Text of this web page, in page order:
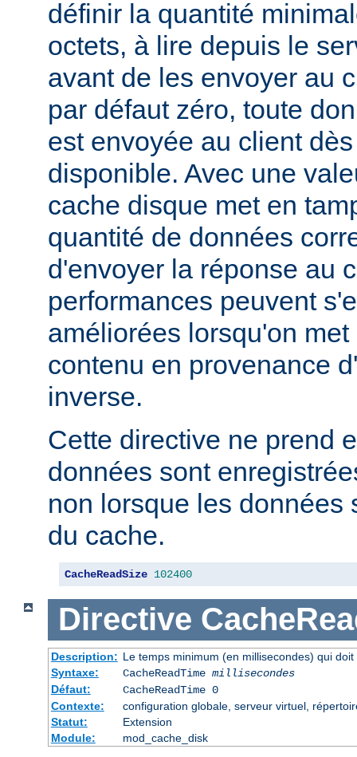
définir la quantité
octets, à lire depuis le
avant de les envoyer au
par défaut zéro, toute
est envoyée au client
disponible. Avec une
cache disque met en
quantité de données
d'envoyer la réponse au
performances peuvent
améliorées lorsqu'on
contenu en provenance
inverse.
Cette directive ne prend
données sont
non lorsque les données
du cache.
CacheReadSize 102400
Directive
Description: Le temps minimum (en millisecondes) qui
Syntaxe:
CacheReadTime millisecondes
Défaut:
CacheReadTime 0
Contexte:
configuration globale, serveur virtuel,
Statut:
Extension
Module:
mod_cache_disk